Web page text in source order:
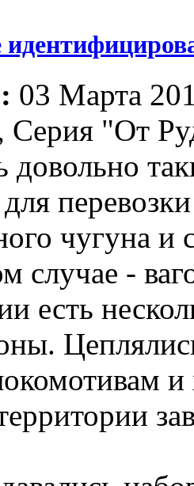
03 Марта
Серия "От
довольно
чугуна и
случае -
есть